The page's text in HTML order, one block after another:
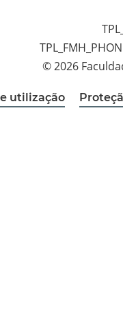
© 2026
utilização